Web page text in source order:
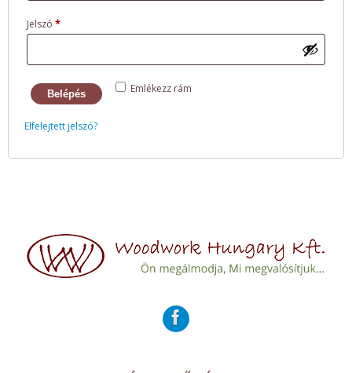
Jelszó *
Emlékezz rám
Belépés
Elfelejtett jelszó?